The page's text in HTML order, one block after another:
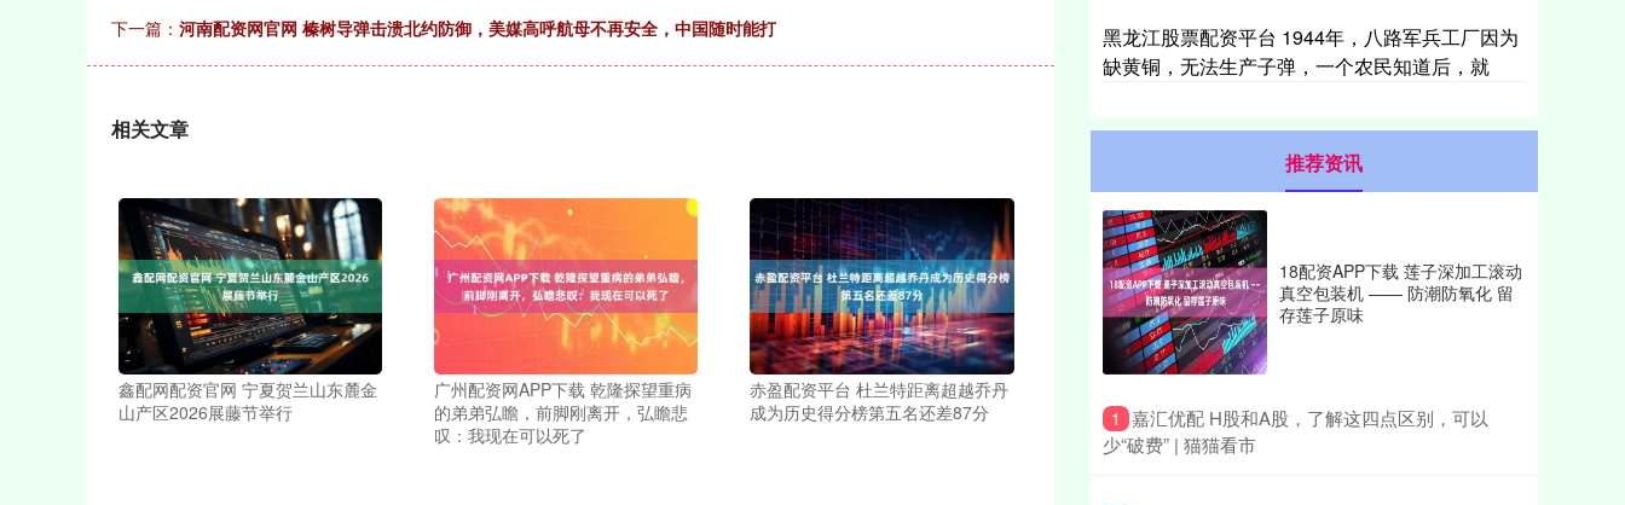
下一篇： 河南配资网官网 榛树导弹击溃北约防御，美媒高呼航母不再安全，中国随时能打
相关文章
鑫配网配资官网 宁夏贺兰山东麓金
山产区2026展藤节举行
广州配资网APP下载 乾隆探望重病
的弟弟弘瞻，前脚刚离开，弘瞻悲
叹：我现在可以死了
赤盈配资平台 杜兰特距离超越乔丹
成为历史得分榜第五名还差87分
黑龙江股票配资平台 1944年，八路军兵工厂因为
缺黄铜，无法生产子弹，一个农民知道后，就
推荐资讯
18配资APP下载 莲子深加工滚动
真空包装机 —— 防潮防氧化 留
存莲子原味
1 ​嘉汇优配 H股和A股，了解这四点区别，可以
少“破费” | 猫猫看市